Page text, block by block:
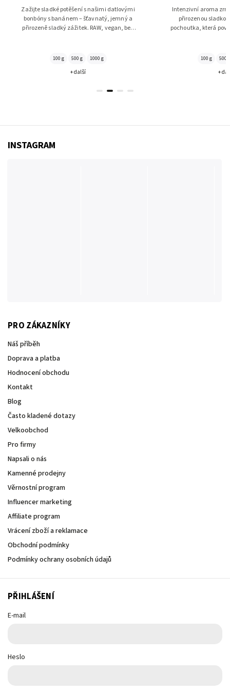
Zažijte sladké potěšení s našimi datlovými
bonbóny s banánem – šťavnatý, jemný a
přirozeně sladký zážitek. RAW, vegan, bez
100 g 500 g 1000 g
+ další
Intenzivní aroma
přirozenou
pochoutka, která
100 g 500 g
+
INSTAGRAM
PRO ZÁKAZNÍKY
Náš příběh
Doprava a platba
Hodnocení obchodu
Kontakt
Blog
Často kladené dotazy
Velkoobchod
Pro firmy
Napsali o nás
Kamenné prodejny
Věrnostní program
Influencer marketing
Affiliate program
Vrácení zboží a reklamace
Obchodní podmínky
Podmínky ochrany osobních údajů
PŘIHLÁŠENÍ
E-mail
Heslo